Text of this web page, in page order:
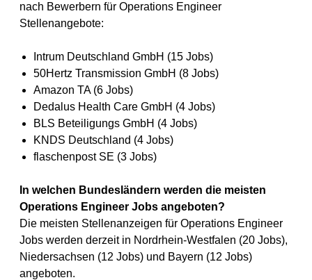
nach Bewerbern für Operations Engineer
Stellenangebote:
Intrum Deutschland GmbH (15 Jobs)
50Hertz Transmission GmbH (8 Jobs)
Amazon TA (6 Jobs)
Dedalus Health Care GmbH (4 Jobs)
BLS Beteiligungs GmbH (4 Jobs)
KNDS Deutschland (4 Jobs)
flaschenpost SE (3 Jobs)
In welchen Bundesländern werden die meisten
Operations Engineer Jobs angeboten?
Die meisten Stellenanzeigen für Operations Engineer
Jobs werden derzeit in Nordrhein-Westfalen (20 Jobs),
Niedersachsen (12 Jobs) und Bayern (12 Jobs)
angeboten.